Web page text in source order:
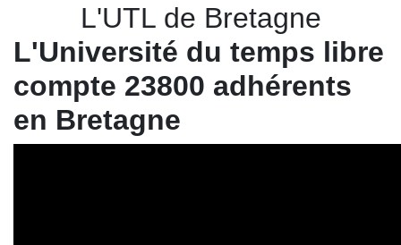
L'UTL de Bretagne
L'Université du temps libre
compte 23800 adhérents
en Bretagne